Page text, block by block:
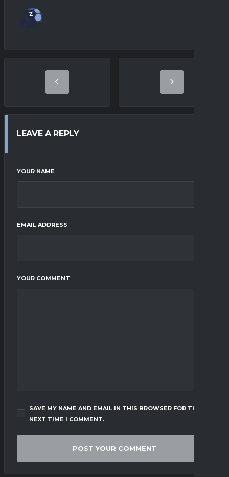
LEAVE A REPLY
YOUR NAME
EMAIL ADDRESS
YOUR COMMENT
SAVE MY NAME AND EMAIL IN THIS BROWSER FOR THE
NEXT TIME I COMMENT.